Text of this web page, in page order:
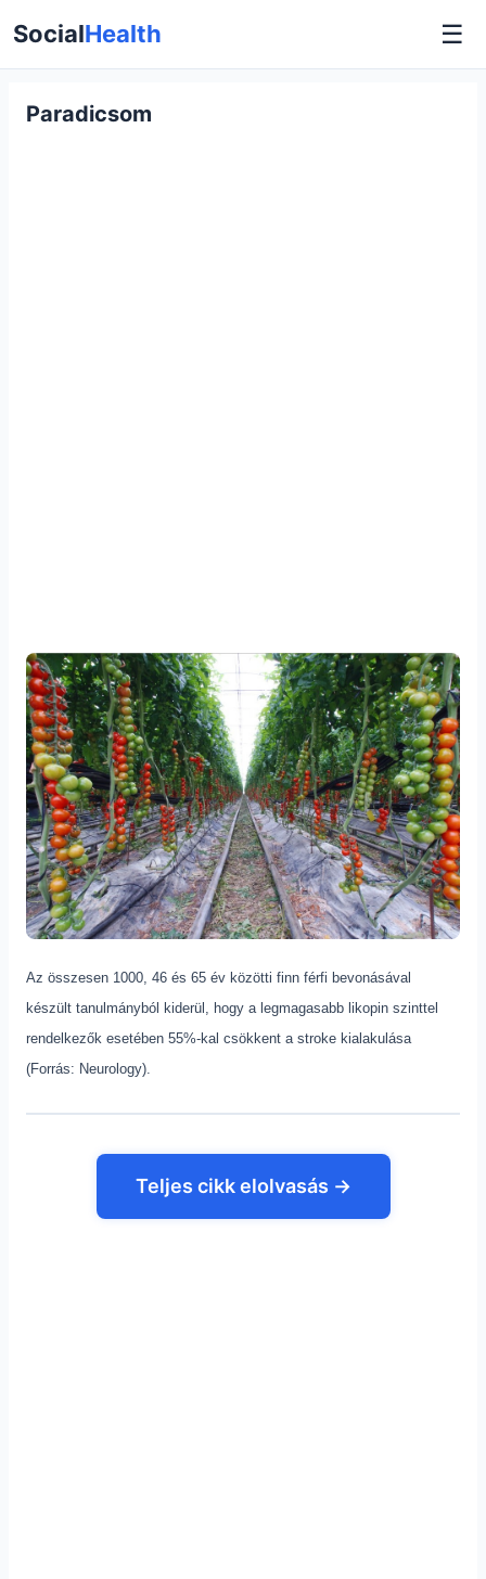
SocialHealth ☰
Paradicsom
Az összesen 1000, 46 és 65 év közötti finn férfi bevonásával
készült tanulmányból kiderül, hogy a legmagasabb likopin szinttel
rendelkezők esetében 55%-kal csökkent a stroke kialakulása
(Forrás: Neurology).
Teljes cikk elolvasás →